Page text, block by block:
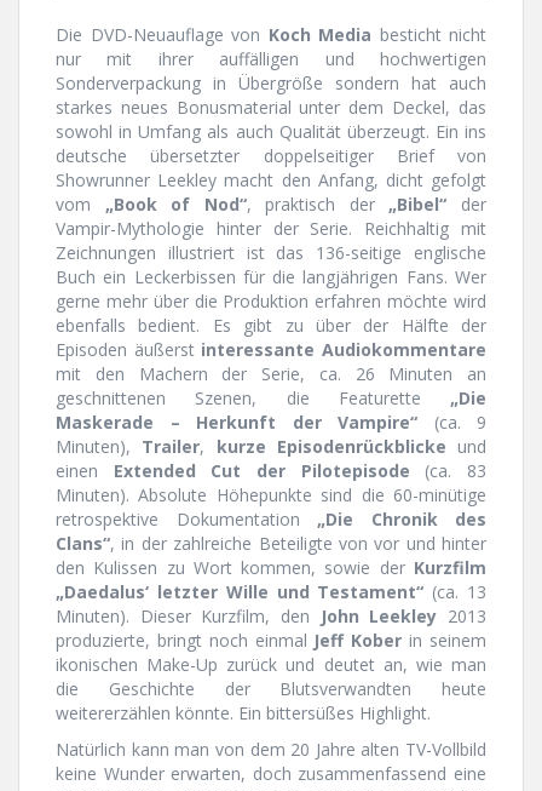
Die DVD-Neuauflage von Koch Media besticht nicht
nur mit ihrer auffälligen und hochwertigen
Sonderverpackung in Übergröße sondern hat auch
starkes neues Bonusmaterial unter dem Deckel, das
sowohl in Umfang als auch Qualität überzeugt. Ein ins
deutsche übersetzter doppelseitiger Brief von
Showrunner Leekley macht den Anfang, dicht gefolgt
vom „Book of Nod“, praktisch der „Bibel“ der
Vampir-Mythologie hinter der Serie. Reichhaltig mit
Zeichnungen illustriert ist das 136-seitige englische
Buch ein Leckerbissen für die langjährigen Fans. Wer
gerne mehr über die Produktion erfahren möchte wird
ebenfalls bedient. Es gibt zu über der Hälfte der
Episoden äußerst interessante Audiokommentare
mit den Machern der Serie, ca. 26 Minuten an
geschnittenen Szenen, die Featurette „Die
Maskerade – Herkunft der Vampire“ (ca. 9
Minuten), Trailer, kurze Episodenrückblicke und
einen Extended Cut der Pilotepisode (ca. 83
Minuten). Absolute Höhepunkte sind die 60-minütige
retrospektive Dokumentation „Die Chronik des
Clans“, in der zahlreiche Beteiligte von vor und hinter
den Kulissen zu Wort kommen, sowie der Kurzfilm
„Daedalus‘ letzter Wille und Testament“ (ca. 13
Minuten). Dieser Kurzfilm, den
John Leekley 2013
produzierte, bringt noch einmal Jeff Kober in seinem
ikonischen Make-Up zurück und deutet an, wie man
die Geschichte der Blutsverwandten heute
weitererzählen könnte. Ein bittersüßes Highlight.
Natürlich kann man von dem 20 Jahre alten TV-Vollbild
keine Wunder erwarten, doch zusammenfassend eine